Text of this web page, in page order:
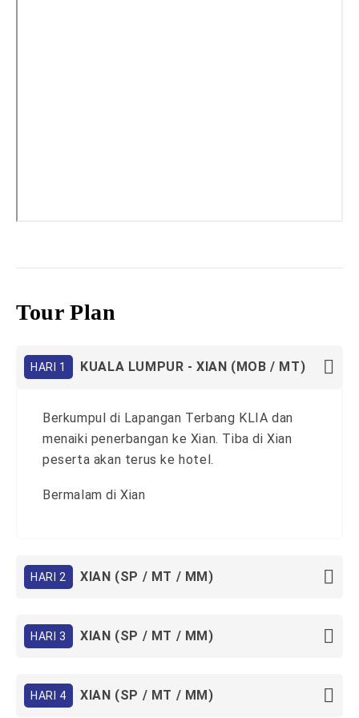
Tour Plan
HARI 1 KUALA LUMPUR - XIAN (MOB / MT)
Berkumpul di Lapangan Terbang KLIA dan
menaiki penerbangan ke Xian. Tiba di Xian
peserta akan terus ke hotel.
Bermalam di Xian
HARI 2 XIAN (SP / MT / MM)
HARI 3 XIAN (SP / MT / MM)
HARI 4 XIAN (SP / MT / MM)